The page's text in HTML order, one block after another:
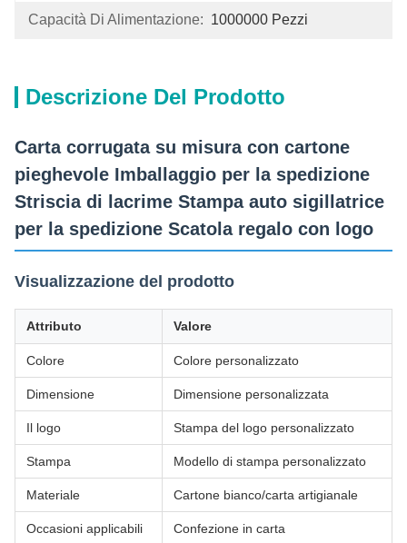
Capacità Di Alimentazione: 1000000 Pezzi
Descrizione Del Prodotto
Carta corrugata su misura con cartone
pieghevole Imballaggio per la spedizione
Striscia di lacrime Stampa auto sigillatrice
per la spedizione Scatola regalo con logo
Visualizzazione del prodotto
Attributo Valore
Colore Colore personalizzato
Dimensione Dimensione personalizzata
Il logo Stampa del logo personalizzato
Stampa Modello di stampa personalizzato
Materiale Cartone bianco/carta artigianale
Occasioni applicabili Confezione in carta